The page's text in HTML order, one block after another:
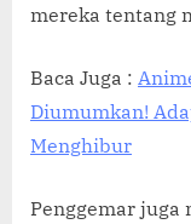
mereka tentang
Baca Juga :
Diumumkan!
Menghibur
Penggemar